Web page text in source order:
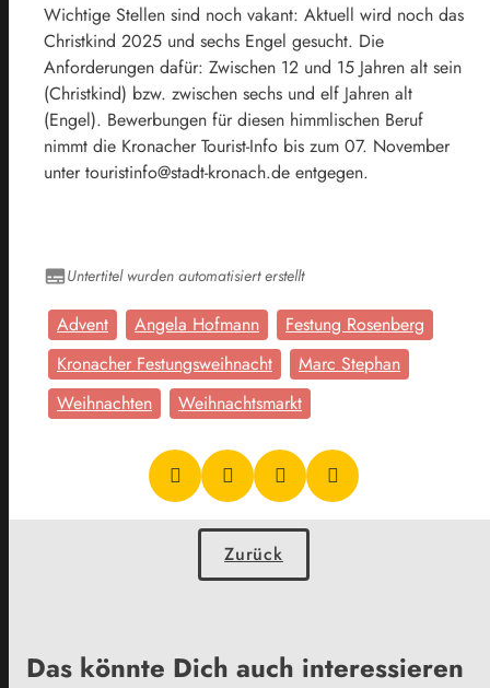
Wichtige Stellen sind noch vakant: Aktuell wird noch das
Christkind 2025 und sechs Engel gesucht. Die
Anforderungen dafür: Zwischen 12 und 15 Jahren alt sein
(Christkind) bzw. zwischen sechs und elf Jahren alt
(Engel). Bewerbungen für diesen himmlischen Beruf
nimmt die Kronacher Tourist-Info bis zum 07. November
unter touristinfo@stadt-kronach.de entgegen.
Untertitel wurden automatisiert erstellt
Advent Angela Hofmann
Festung Rosenberg
Kronacher Festungsweihnacht
Marc Stephan
Weihnachten
Weihnachtsmarkt
Zurück
Das könnte Dich auch interessieren